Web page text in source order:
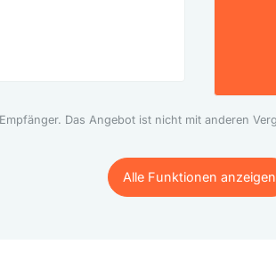
Das Angebot ist nicht mit anderen
Alle Funktionen anzeigen
Alle Funktionen anzeigen